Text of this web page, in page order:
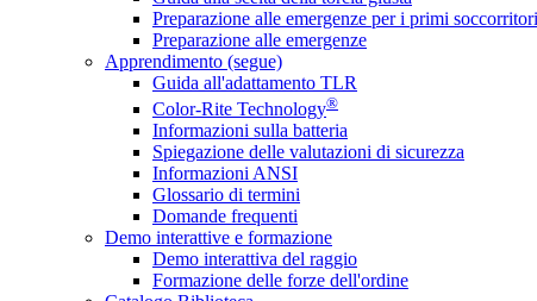
Preparazione alle emergenze per i primi soccorritori
Preparazione alle emergenze
Apprendimento (segue)
Guida all'adattamento TLR
Color-Rite Technology®
Informazioni sulla batteria
Spiegazione delle valutazioni di sicurezza
Informazioni ANSI
Glossario di termini
Domande frequenti
Demo interattive e formazione
Demo interattiva del raggio
Formazione delle forze dell'ordine